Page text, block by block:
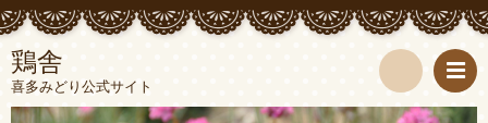
鶏舎
喜多みどり公式サイト
検